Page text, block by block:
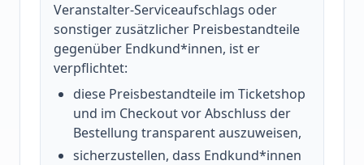
Veranstalter-Serviceaufschlags oder
sonstiger zusätzlicher Preisbestandteile
gegenüber Endkund*innen, ist er
verpflichtet:
diese Preisbestandteile im Ticketshop
und im Checkout vor Abschluss der
Bestellung transparent auszuweisen,
sicherzustellen, dass Endkund*innen